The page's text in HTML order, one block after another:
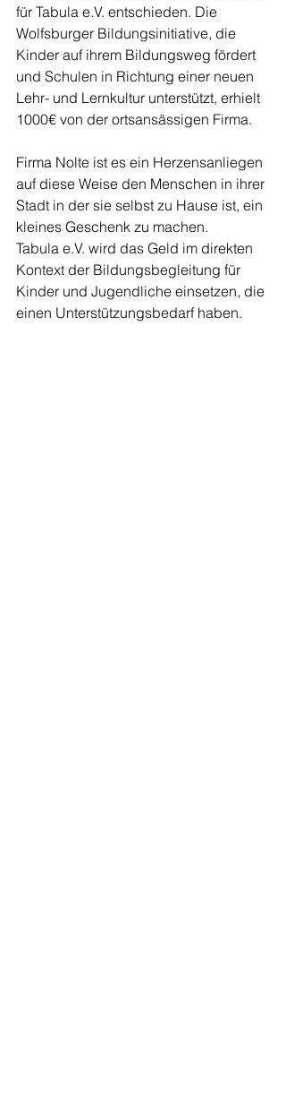
für Tabula e.V. entschieden. Die
Wolfsburger Bildungsinitiative, die
Kinder auf ihrem Bildungsweg fördert
und Schulen in Richtung einer neuen
Lehr- und Lernkultur unterstützt, erhielt
1000€ von der ortsansässigen Firma.
Firma Nolte ist es ein Herzensanliegen
auf diese Weise den Menschen in ihrer
Stadt in der sie selbst zu Hause ist, ein
kleines Geschenk zu machen.
Tabula e.V. wird das Geld im direkten
Kontext der Bildungsbegleitung für
Kinder und Jugendliche einsetzen, die
einen Unterstützungsbedarf haben.